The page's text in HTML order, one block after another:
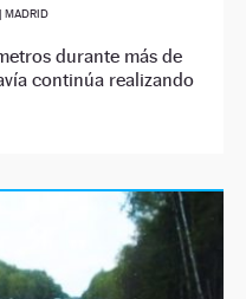
MADRID
durante más de
continúa realizando